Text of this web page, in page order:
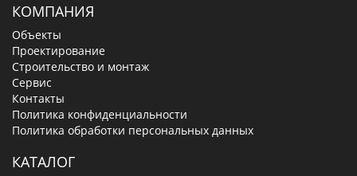
КОМПАНИЯ
Объекты
Проектирование
Строительство и монтаж
Сервис
Контакты
Политика конфиденциальности
Политика обработки персональных данных
КАТАЛОГ